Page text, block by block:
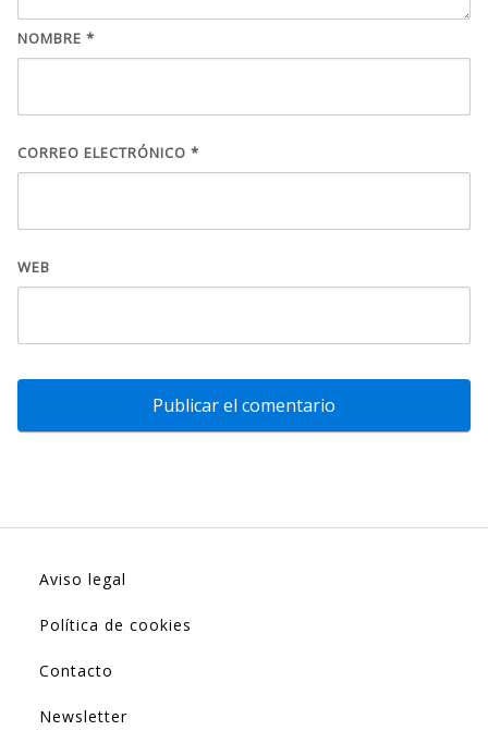
NOMBRE *
CORREO ELECTRÓNICO *
WEB
Aviso legal
Política de cookies
Contacto
Newsletter